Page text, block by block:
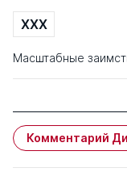
XXX
Масштабные
Комментарий